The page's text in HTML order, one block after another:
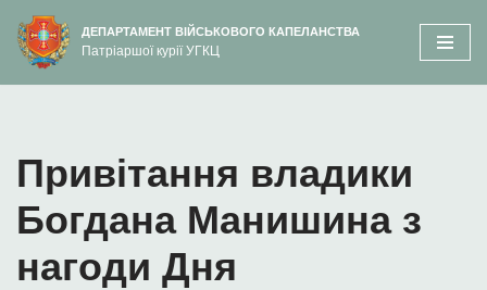
вмісту
Перейти
до
ДЕПАРТАМЕНТ ВІЙСЬКОВОГО КАПЕЛАНСТВА
Патріаршої курії УГКЦ
Привітання владики
Богдана Манишина з
нагоди Дня